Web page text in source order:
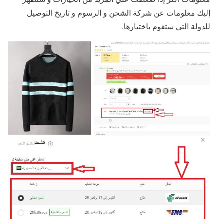
إليك معلومات عن شركة الشحن و الرسوم و تاريخ التوصيل
للدولة التي ستقوم باختيارها.